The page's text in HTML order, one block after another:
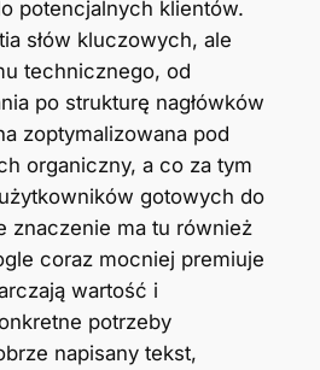
potencjalnych klientów.
słów kluczowych, ale
technicznego, od
po strukturę nagłówków
zoptymalizowana pod
organiczny, a co za tym
gotowych do
znaczenie ma tu również
coraz mocniej premiuje
wartość i
potrzeby
napisany tekst,